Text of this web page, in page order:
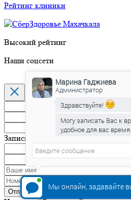
Рейтинг клиники
Высокий рейтинг
Наши соцсети
Запись на прием
Мы онлайн, задавайте
Марина Гаджиева
Администратор
Здравствуйте!
Могу записать Вас к
удобное для вас время.